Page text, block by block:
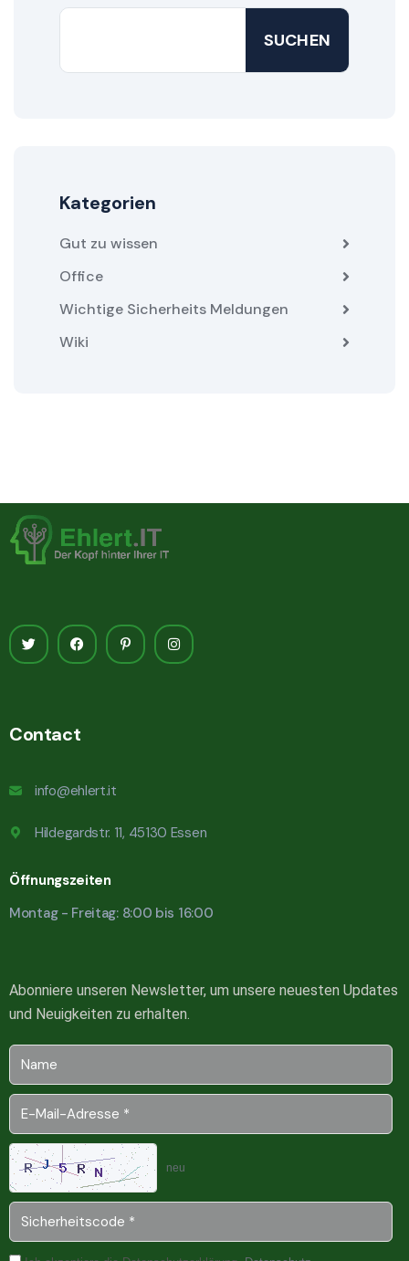
SUCHEN
Kategorien
Gut zu wissen
Office
Wichtige Sicherheits Meldungen
Wiki
Contact
info@ehlert.it
Hildegardstr. 11, 45130 Essen
Öffnungszeiten
Montag - Freitag: 8:00 bis 16:00
Abonniere unseren Newsletter, um unsere neuesten Updates
und Neuigkeiten zu erhalten.
neu